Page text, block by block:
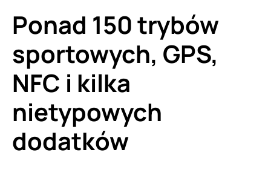
Ponad 150 trybów
sportowych, GPS,
NFC i kilka
nietypowych
dodatków